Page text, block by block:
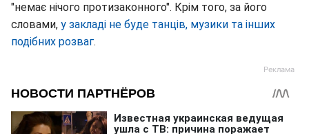
"немає нічого протизаконного". Крім того, за його
словами, у закладі не буде танців, музики та інших
подібних розваг.